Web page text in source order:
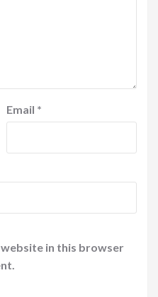
Email *
website in this browser